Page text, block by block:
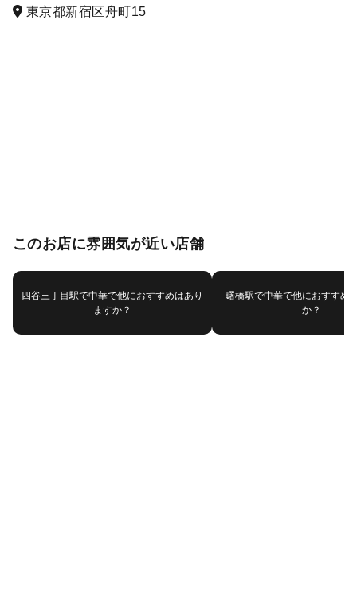
東京都新宿区舟町15
このお店に雰囲気が近い店舗
四谷三丁目駅で中華で他におすすめはあり
ますか？
曙橋駅で中華で他におすすめ
か？